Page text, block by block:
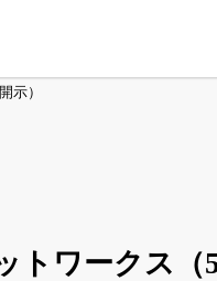
示）
トワークス（